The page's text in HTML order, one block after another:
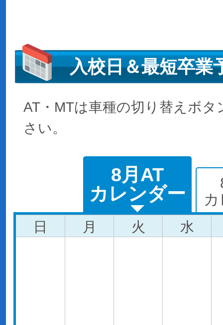
入校日＆最短卒業
AT・MTは車種の切り替えボ
さい。
8月AT
カレンダー
日 月 火 水